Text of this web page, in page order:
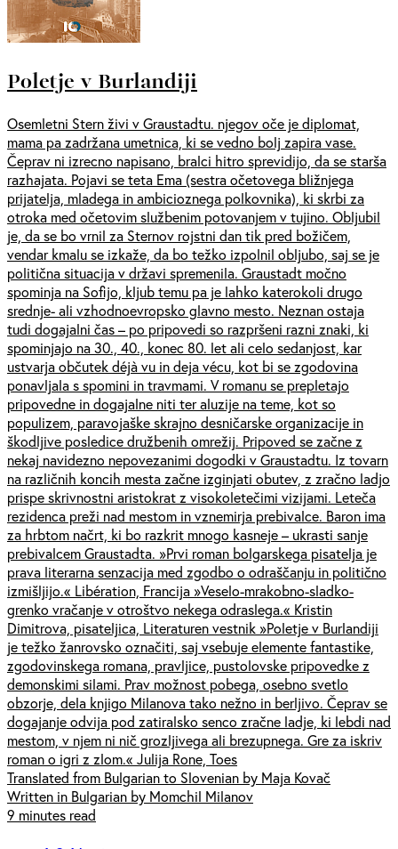
Poletje v Burlandiji
Osemletni Stern živi v Graustadtu. njegov oče je diplomat,
mama pa zadržana umetnica, ki se vedno bolj zapira vase.
Čeprav ni izrecno napisano, bralci hitro sprevidijo, da se starša
razhajata. Pojavi se teta Ema (sestra očetovega bližnjega
prijatelja, mladega in ambicioznega polkovnika), ki skrbi za
otroka med očetovim službenim potovanjem v tujino. Obljubil
je, da se bo vrnil za Sternov rojstni dan tik pred božičem,
vendar kmalu se izkaže, da bo težko izpolnil obljubo, saj se je
politična situacija v državi spremenila. Graustadt močno
spominja na Sofijo, kljub temu pa je lahko katerokoli drugo
srednje- ali vzhodnoevropsko glavno mesto. Neznan ostaja
tudi dogajalni čas – po pripovedi so razpršeni razni znaki, ki
spominjajo na 30., 40., konec 80. let ali celo sedanjost, kar
ustvarja občutek déjà vu in deja vécu, kot bi se zgodovina
ponavljala s spomini in travmami. V romanu se prepletajo
pripovedne in dogajalne niti ter aluzije na teme, kot so
populizem, paravojaške skrajno desničarske organizacije in
škodljive posledice družbenih omrežij. Pripoved se začne z
nekaj navidezno nepovezanimi dogodki v Graustadtu. Iz tovarn
na različnih koncih mesta začne izginjati obutev, z zračno ladjo
prispe skrivnostni aristokrat z visokoletečimi vizijami. Leteča
rezidenca preži nad mestom in vznemirja prebivalce. Baron ima
za hrbtom načrt, ki bo razkrit mnogo kasneje – ukrasti sanje
prebivalcem Graustadta. »Prvi roman bolgarskega pisatelja je
prava literarna senzacija med zgodbo o odraščanju in politično
izmišljijo.« Libération, Francija »Veselo-mrakobno-sladko-
grenko vračanje v otroštvo nekega odraslega.« Kristin
Dimitrova, pisateljica, Literaturen vestnik »Poletje v Burlandiji
je težko žanrovsko označiti, saj vsebuje elemente fantastike,
zgodovinskega romana, pravljice, pustolovske pripovedke z
demonskimi silami. Prav možnost pobega, osebno svetlo
obzorje, dela knjigo Milanova tako nežno in berljivo. Čeprav se
dogajanje odvija pod zatiralsko senco zračne ladje, ki lebdi nad
mestom, v njem ni nič grozljivega ali brezupnega. Gre za iskriv
roman o igri z zlom.« Julija Rone, Toes
Translated from Bulgarian to Slovenian by Maja Kovač
Written in Bulgarian by Momchil Milanov
9 minutes read